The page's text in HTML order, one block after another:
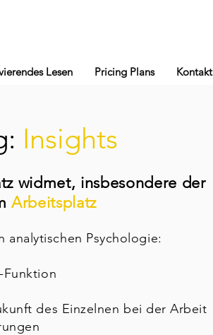
Lesen Pricing Plans Kontakt
Insights
widmet, insbesondere der
Arbeitsplatz
Psychologie:
des Einzelnen bei der Arbeit